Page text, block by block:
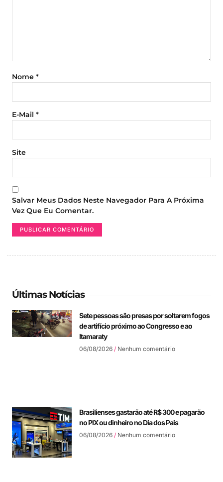
Nome *
E-Mail *
Site
Salvar Meus Dados Neste Navegador Para A Próxima
Vez Que Eu Comentar.
Últimas Notícias
Sete pessoas são presas por soltarem fogos
de artifício próximo ao Congresso e ao
Itamaraty
06/08/2026 Nenhum comentário
Brasilienses gastarão até R$ 300 e pagarão
no PIX ou dinheiro no Dia dos Pais
06/08/2026 Nenhum comentário